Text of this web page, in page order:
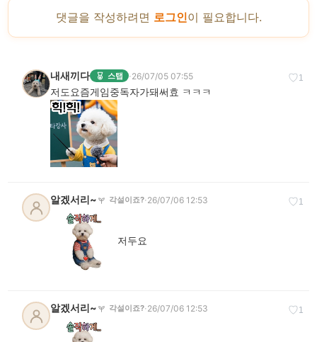
댓글을 작성하려면 로그인이 필요합니다.
♡1
내새끼다 스탭 ·26/07/05 07:55
저도요즘게임중독자가돼써효 ㅋㅋㅋ
♡1
알겠서리~ 각설이죠?·26/07/06 12:53
저두요
♡1
알겠서리~ 각설이죠?·26/07/06 12:53